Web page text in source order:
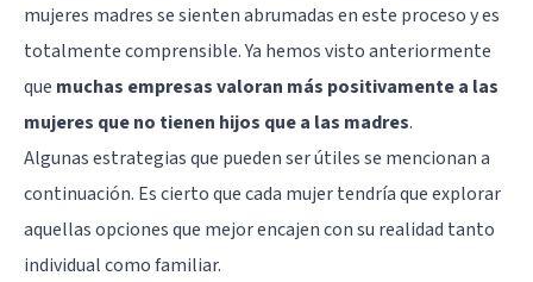
mujeres madres se sienten abrumadas en este proceso y es
totalmente comprensible. Ya hemos visto anteriormente
que muchas empresas valoran más positivamente a las
mujeres que no tienen hijos que a las madres.
Algunas estrategias que pueden ser útiles se mencionan a
continuación. Es cierto que cada mujer tendría que explorar
aquellas opciones que mejor encajen con su realidad tanto
individual como familiar.